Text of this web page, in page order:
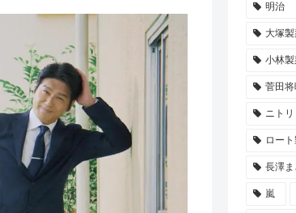
明治
大塚
小林製
菅田将
ニトリ
ロー
長澤
嵐